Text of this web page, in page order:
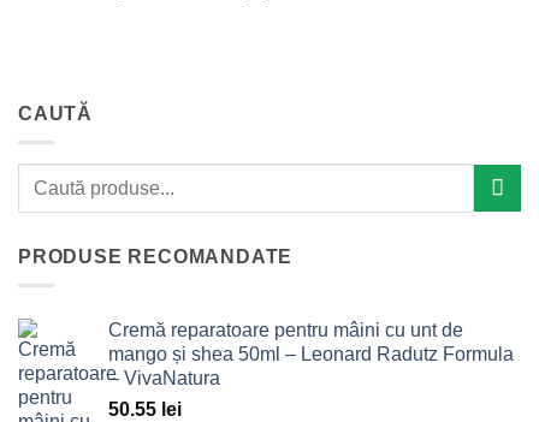
CAUTĂ
PRODUSE RECOMANDATE
Cremă reparatoare pentru mâini cu unt de
mango și shea 50ml – Leonard Radutz Formula
– VivaNatura
50.55 lei